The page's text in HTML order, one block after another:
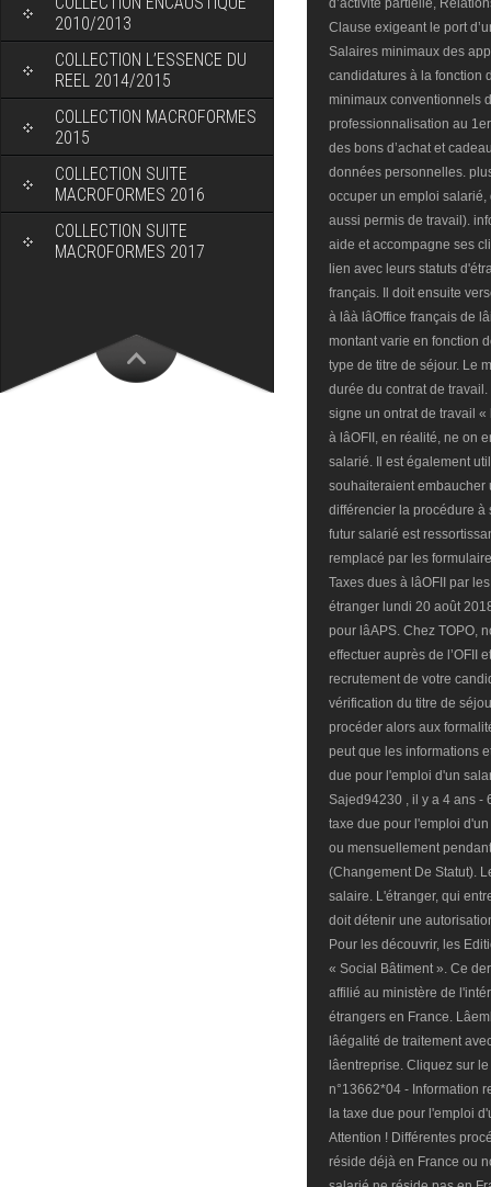
2010/2013
COLLECTION L’ESSENCE DU
REEL 2014/2015
COLLECTION MACROFORMES
2015
COLLECTION SUITE
MACROFORMES 2016
COLLECTION SUITE
MACROFORMES 2017